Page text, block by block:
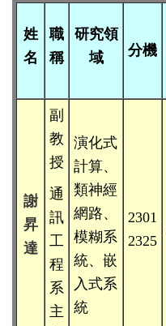
姓
名
職
稱
研究領
域
分機
謝
昇
達
副
教
授
通
訊
工
程
系
主
演化式
計算、
類神經
網路、
模糊系
統、 嵌
入式系
統
2301
2325